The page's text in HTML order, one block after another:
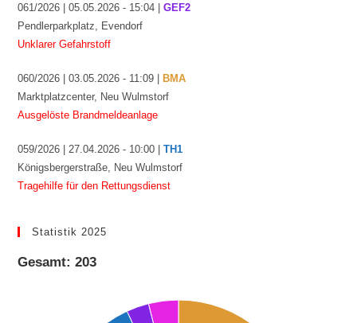
061/2026 | 05.05.2026 - 15:04 |GEF2
Pendlerparkplatz, Evendorf
Unklarer Gefahrstoff
060/2026 | 03.05.2026 - 11:09 |
BMA
Marktplatzcenter, Neu Wulmstorf
Ausgelöste Brandmeldeanlage
059/2026 | 27.04.2026 - 10:00 |TH1
Königsbergerstraße, Neu Wulmstorf
Tragehilfe für den Rettungsdienst
Statistik 2025
Gesamt: 203